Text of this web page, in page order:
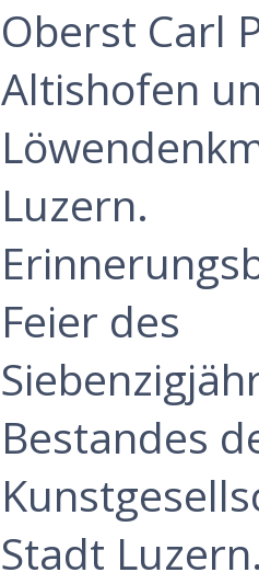
‎Oberst Carl
Altishofen
Luzern.
Feier des
Bestandes
Stadt